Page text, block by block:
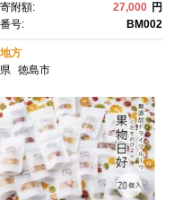
附額:
27,000 円
号:
BM002
方
徳島市